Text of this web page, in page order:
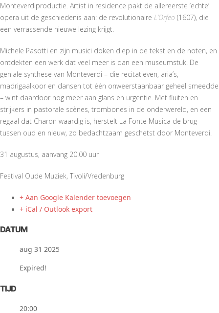
Monteverdiproductie. Artist in residence pakt de allereerste ‘echte’
opera uit de geschiedenis aan: de revolutionaire L’Orfeo (1607), die
een verrassende nieuwe lezing krijgt.
Michele Pasotti en zijn musici doken diep in de tekst en de noten, en
ontdekten een werk dat veel meer is dan een museumstuk. De
geniale synthese van Monteverdi – die recitatieven, aria’s,
madrigaalkoor en dansen tot één onweerstaanbaar geheel smeedde
– wint daardoor nog meer aan glans en urgentie. Met fluiten en
strijkers in pastorale scènes, trombones in de onderwereld, en een
regaal dat Charon waardig is, herstelt La Fonte Musica de brug
tussen oud en nieuw, zo bedachtzaam geschetst door Monteverdi.
31 augustus, aanvang 20.00 uur
Festival Oude Muziek, Tivoli/Vredenburg
+ Aan Google Kalender toevoegen
+ iCal / Outlook export
DATUM
aug 31 2025
Expired!
TIJD
20:00